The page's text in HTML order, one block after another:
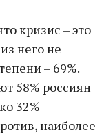
кризис – это
него не
– 69%.
58% россиян
32%
наиболее